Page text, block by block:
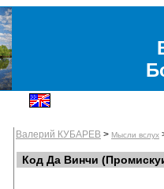
Валерий КУБАРЕВ > Мысли вслух
Код Да Винчи